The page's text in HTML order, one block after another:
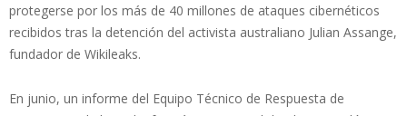
protegerse por los más de 40 millones de ataques cibernéticos
recibidos tras la detención del activista australiano Julian Assange,
fundador de Wikileaks.
En junio, un informe del Equipo Técnico de Respuesta de